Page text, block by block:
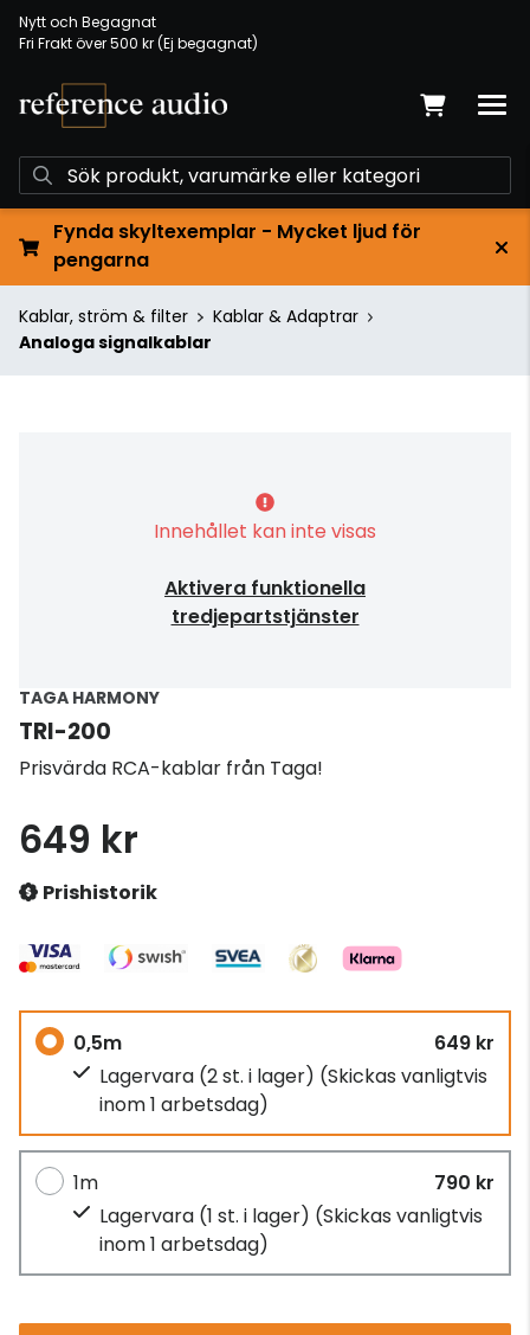
Nytt och Begagnat
Fri Frakt över 500 kr (Ej begagnat)
Fynda skyltexemplar - Mycket ljud för
pengarna
Kablar, ström & filter
Kablar & Adaptrar
Analoga signalkablar
Innehållet kan inte visas
Aktivera funktionella
tredjepartstjänster
TAGA HARMONY
TRI-200
Prisvärda RCA-kablar från Taga!
649 kr
Prishistorik
0,5m
649 kr
Lagervara (2 st. i lager) (Skickas vanligtvis
inom 1 arbetsdag)
1m
790 kr
Lagervara (1 st. i lager) (Skickas vanligtvis
inom 1 arbetsdag)